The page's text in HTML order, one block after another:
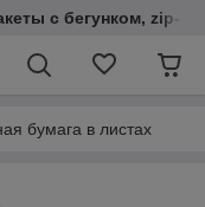
с бегунком, zip-
бумага в листах